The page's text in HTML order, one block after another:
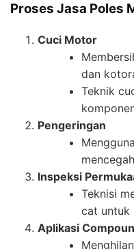
Proses Jasa Poles
Cuci Motor
dan
Teknik
Pengeringan
Inspeksi
Teknisi
cat untuk
Aplikasi